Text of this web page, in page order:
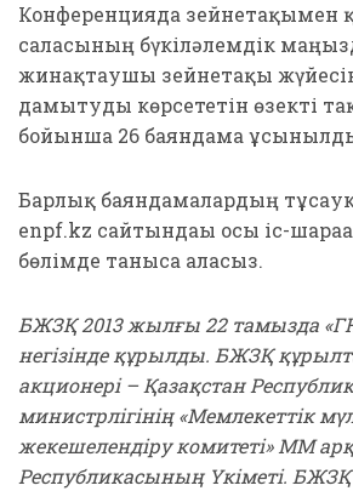
Конференцияда зейнетақымен
саласының бүкіләлемдік
жинақтаушы зейнетақы
дамытуды көрсететін өзекті
бойынша 26 баяндама
Барлық баяндамалардың
enpf.kz сайтындағы осы іс-
бөлімде таныса аласыз.
БЖЗҚ 2013 жылғы 22 тамызда
негізінде құрылды. БЖЗҚ
акционері – Қазақстан
министрлігінің «Мемлекеттік
жекешелендіру комитеті» ММ
Республикасының Үкіметі.